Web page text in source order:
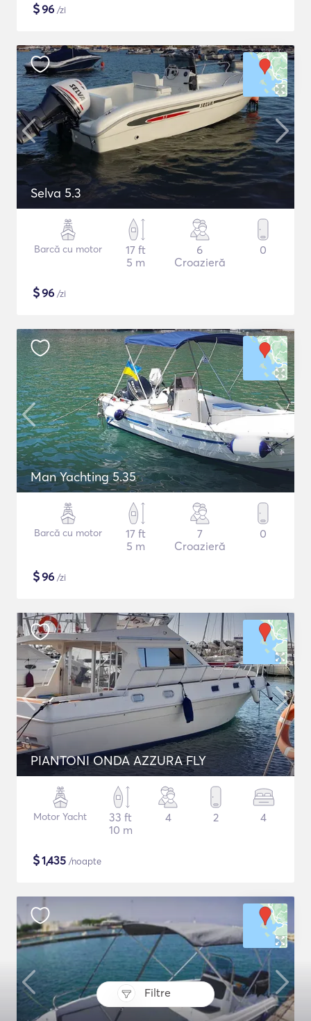
Filtre
$96 /zi
Selva 5.3
Barcă cu motor
17 ft
5 m
6
Croazieră
0
$96 /zi
Man Yachting 5.35
Barcă cu motor
17 ft
5 m
7
Croazieră
0
$96 /zi
PIANTONI ONDA AZZURA FLY
Motor Yacht
33 ft
10 m
4 2 4
$1,435 /noapte